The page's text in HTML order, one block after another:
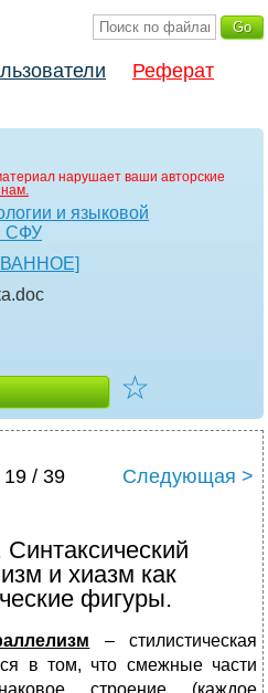
Реферат
нарушает ваши авторские
и языковой
СФУ
.doc
☆
19 / 39 Следующая >
и хиазм как
фигуры.
– стилистическая
в том, что смежные части